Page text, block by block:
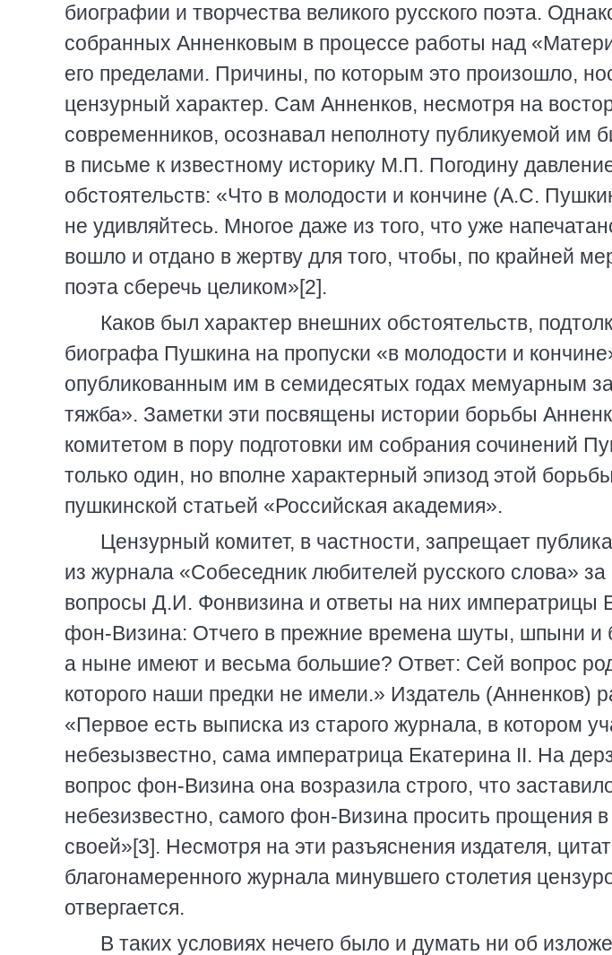
биографии и творчества великого русского поэта.
собранных Анненковым в процессе работы над
его пределами. Причины, по которым это произошло,
цензурный характер. Сам Анненков, несмотря на
современников, осознавал неполноту публикуемой им
в письме к известному историку М.П. Погодину
обстоятельств: «Что в молодости и кончине (А.С.
не удивляйтесь. Многое даже из того, что уже
вошло и отдано в жертву для того, чтобы, по крайней
поэта сберечь целиком»[2].
Каков был характер внешних обстоятельств,
биографа Пушкина на пропуски «в молодости и
опубликованным им в семидесятых годах мемуарным
тяжба». Заметки эти посвящены истории борьбы
комитетом в пору подготовки им собрания сочинений
только один, но вполне характерный эпизод этой
пушкинской статьей «Российская академия».
Цензурный комитет, в частности, запрещает
из журнала «Собеседник любителей русского слова» за
вопросы Д.И. Фонвизина и ответы на них императрицы
фон-Визина: Отчего в прежние времена шуты, шпыни и
а ныне имеют и весьма большие? Ответ: Сей вопрос
которого наши предки не имели.» Издатель (Анненков)
«Первое есть выписка из старого журнала, в котором
небезызвестно, сама императрица Екатерина II. На
вопрос фон-Визина она возразила строго, что
небезизвестно, самого фон-Визина просить прощения
своей»[3]. Несмотря на эти разъяснения издателя,
благонамеренного журнала минувшего столетия
отвергается.
В таких условиях нечего было и думать ни об